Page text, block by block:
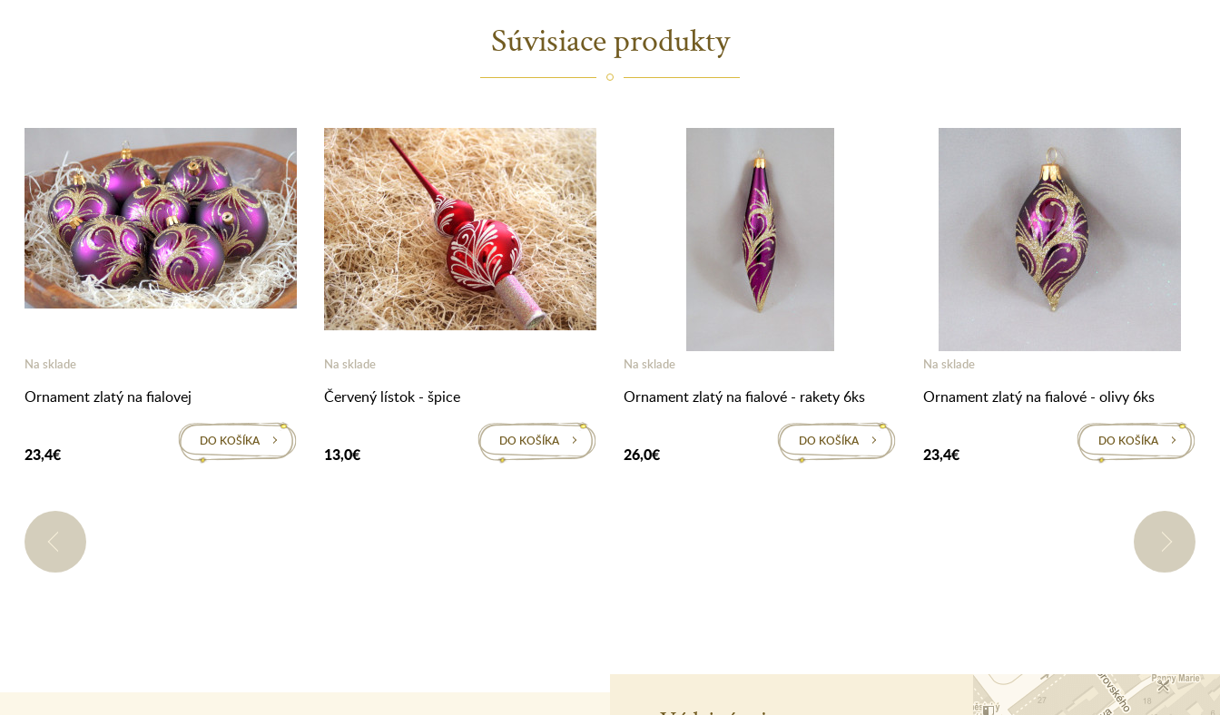
Súvisiace produkty
Na sklade
Ornament zlatý na fialovej
23,4€
DO KOŠÍKA
Na sklade
Červený lístok - špice
13,0€
DO KOŠÍKA
Na sklade
Ornament zlatý na fialové - rakety 6ks
26,0€
DO KOŠÍKA
Na sklade
Ornament zlatý na fialové - olivy 6ks
23,4€
DO KOŠÍKA